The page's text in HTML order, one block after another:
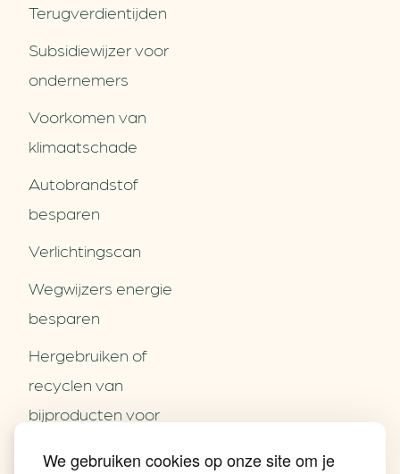
We gebruiken cookies op onze site om je
Partners
Contact
Nieuws
Terugverdien­tijden
Subsidiewijzer voor
ondernemers
Voorkomen van
klimaatschade
Autobrandstof
besparen
Verlichtingscan
Wegwijzers energie
besparen
Hergebruiken of
recyclen van
bijproducten voor